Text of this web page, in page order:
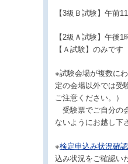
【3級Ｂ試験】午前
【2級Ａ試験】午後
【Ａ試験】のみです
※試験会場が複数に
定の会場以外では受
ご注意ください。）
受験票でご自分の
ないようにお越し下
※検定申込み状況確
込み状況をご確認い